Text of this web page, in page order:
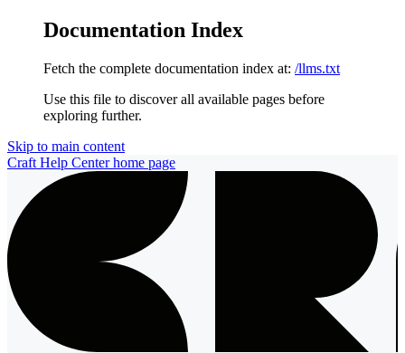
Documentation Index
Fetch the complete documentation index at: /llms.txt
Use this file to discover all available pages before
exploring further.
Skip to main content
Craft Help Centerhome page